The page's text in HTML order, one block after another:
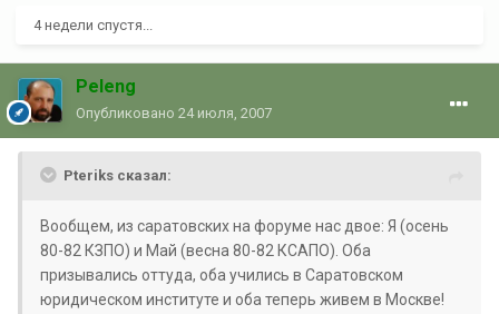
4 недели спустя...
Peleng
Опубликовано 24 июля, 2007
Pteriks сказал:
Вообщем, из саратовских на форуме нас двое: Я (осень
80-82 КЗПО) и Май (весна 80-82 КСАПО). Оба
призывались оттуда, оба учились в Саратовском
юридическом институте и оба теперь живем в Москве!